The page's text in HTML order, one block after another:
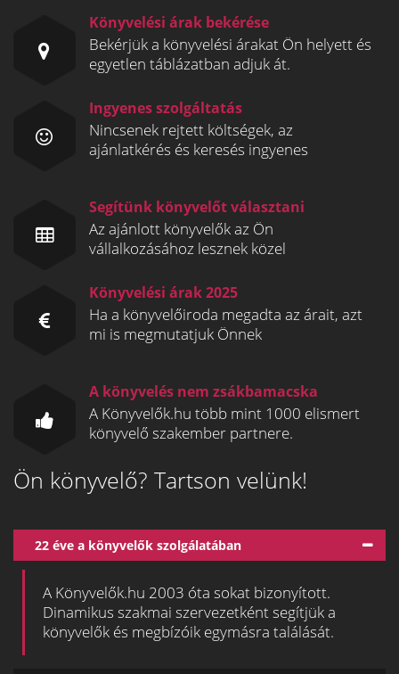
Könyvelési árak bekérése
Bekérjük a könyvelési árakat Ön helyett és
egyetlen táblázatban adjuk át.
Ingyenes szolgáltatás
Nincsenek rejtett költségek, az
ajánlatkérés és keresés ingyenes
Segítünk könyvelőt választani
Az ajánlott könyvelők az Ön
vállalkozásához lesznek közel
Könyvelési árak 2025
Ha a könyvelőiroda megadta az árait, azt
mi is megmutatjuk Önnek
A könyvelés nem zsákbamacska
A Könyvelők.hu több mint 1000 elismert
könyvelő szakember partnere.
Ön könyvelő? Tartson velünk!
22 éve a könyvelők szolgálatában
A Könyvelők.hu 2003 óta sokat bizonyított.
Dinamikus szakmai szervezetként segítjük a
könyvelők és megbízóik egymásra találását.